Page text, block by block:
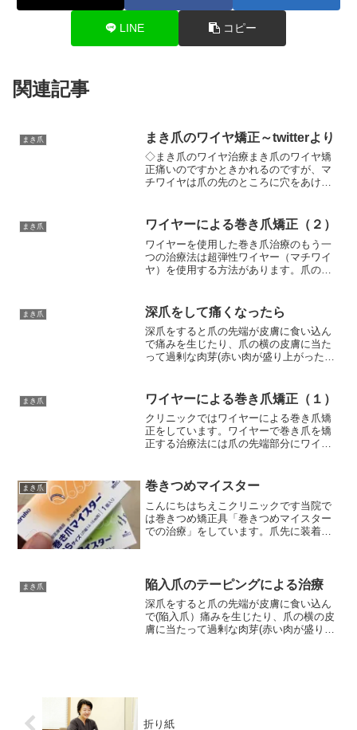
LINE コピー
関連記事
まき爪 まき爪のワイヤ矯正～twitterより
◇まき爪のワイヤ治療まき爪のワイヤ矯
正痛いのですかときかれるのですが、マ
チワイヤは爪の先のところに穴をあけま
でひふにささってるわけではないので痛
いことはないです。◇...
まき爪 ワイヤーによる巻き爪矯正（２）
ワイヤーを使用した巻き爪治療のもう一
つの治療法は超弾性ワイヤー（マチワイ
ヤ）を使用する方法があります。爪の先
を通して巻き爪を矯正します。こちらも
日常生活の制限は特にあ...
まき爪 深爪をして痛くなったら
深爪をすると爪の先端が皮膚に食い込ん
で痛みを生じたり、爪の横の皮膚に当た
って過剰な肉芽(赤い肉が盛り上がったも
テーピングで爪の食い込みを治す方法が
あります。切れ込みを...
まき爪 ワイヤーによる巻き爪矯正（１）
クリニックではワイヤーによる巻き爪矯
正をしています。ワイヤーで巻き爪を矯
正する治療法には爪の先端部分にワイヤ
法があります。
まき爪 巻きつめマイスター
こんにちはちえこクリニックです当院で
は巻きつめ矯正具「巻きつめマイスター
での治療」をしています。爪先に装着
（1趾6,600円 診察代...
まき爪 陥入爪のテーピングによる治療
深爪をすると爪の先端が皮膚に食い込ん
で(陥入爪）痛みを生じたり、爪の横の皮
膚に当たって過剰な肉芽(赤い肉が盛り上
折り紙